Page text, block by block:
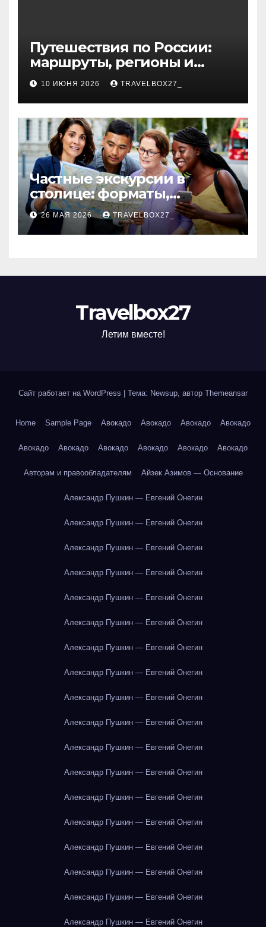
Путешествия по России:
маршруты, регионы и
особенности поездок
10 ИЮНЯ 2026 TRAVELBOX27_
Частные экскурсии в
столице: форматы,
маршруты и особенности
организации
26 МАЯ 2026 TRAVELBOX27_
Travelbox27
Летим вместе!
Сайт работает на WordPress Тема: Newsup, автор Themeansar
Home Sample Page Авокадо Авокадо Авокадо Авокадо
Авокадо Авокадо Авокадо Авокадо Авокадо Авокадо
Авторам и правообладателям Айзек Азимов — Основание
Александр Пушкин — Евгений Онегин
Александр Пушкин — Евгений Онегин
Александр Пушкин — Евгений Онегин
Александр Пушкин — Евгений Онегин
Александр Пушкин — Евгений Онегин
Александр Пушкин — Евгений Онегин
Александр Пушкин — Евгений Онегин
Александр Пушкин — Евгений Онегин
Александр Пушкин — Евгений Онегин
Александр Пушкин — Евгений Онегин
Александр Пушкин — Евгений Онегин
Александр Пушкин — Евгений Онегин
Александр Пушкин — Евгений Онегин
Александр Пушкин — Евгений Онегин
Александр Пушкин — Евгений Онегин
Александр Пушкин — Евгений Онегин
Александр Пушкин — Евгений Онегин
Александр Пушкин — Евгений Онегин